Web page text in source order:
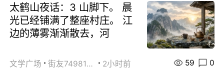
太鹤山夜话：3 山脚下。 晨
光已经铺满了整座村庄。 江
边的薄雾渐渐散去，河
文学广场 街友74981146 2小时前 59 0